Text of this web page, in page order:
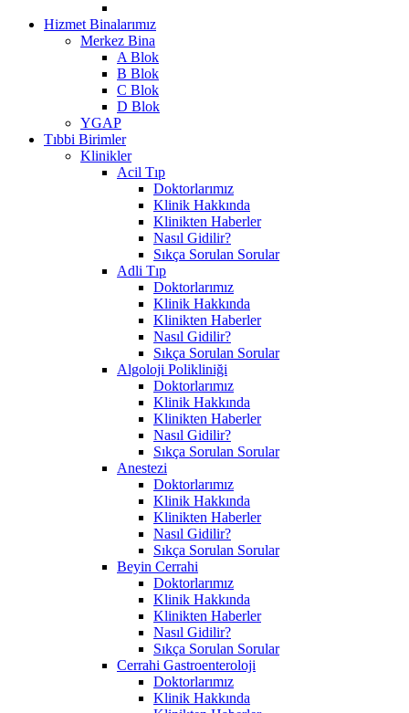
Hizmet Binalarımız
Merkez Bina
A Blok
B Blok
C Blok
D Blok
YGAP
Tıbbi Birimler
Klinikler
Acil Tıp
Doktorlarımız
Klinik Hakkında
Klinikten Haberler
Nasıl Gidilir?
Sıkça Sorulan Sorular
Adli Tıp
Doktorlarımız
Klinik Hakkında
Klinikten Haberler
Nasıl Gidilir?
Sıkça Sorulan Sorular
Algoloji Polikliniği
Doktorlarımız
Klinik Hakkında
Klinikten Haberler
Nasıl Gidilir?
Sıkça Sorulan Sorular
Anestezi
Doktorlarımız
Klinik Hakkında
Klinikten Haberler
Nasıl Gidilir?
Sıkça Sorulan Sorular
Beyin Cerrahi
Doktorlarımız
Klinik Hakkında
Klinikten Haberler
Nasıl Gidilir?
Sıkça Sorulan Sorular
Cerrahi Gastroenteroloji
Doktorlarımız
Klinik Hakkında